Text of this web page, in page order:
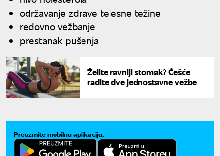
održavanje zdrave telesne težine
redovno vežbanje
prestanak pušenja
Želite ravniji stomak? Češće
radite dve jednostavne vežbe
Preuzmite mobilnu aplikaciju: